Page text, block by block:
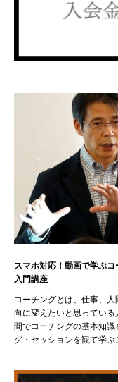
スマホ対応！動画で学ぶ
入門講座
コーチングとは、仕事、
向に変えたいと思ってい
間でコーチングの基本知
グ・セッションを観て学ぶ